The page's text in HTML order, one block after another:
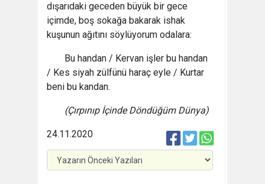
dışarıdaki geceden büyük bir gece
içimde, boş sokağa bakarak ishak
kuşunun ağıtını söylüyorum odalara:
Bu handan / Kervan işler bu handan
/ Kes siyah zülfünü haraç eyle / Kurtar
beni bu kandan.
(Çırpınıp İçinde Döndüğüm Dünya)
24.11.2020